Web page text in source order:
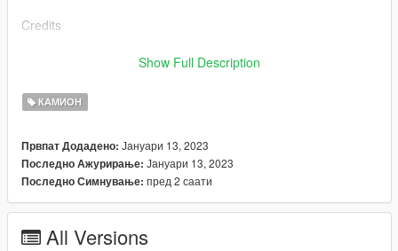
Credits
Software : Zmodeler3, blenderShow Full Description
КАМИОН
Првпат Додадено: Јануари 13, 2023
Последно Ажурирање: Јануари 13, 2023
Последно Симнување: пред 2 саати
All Versions